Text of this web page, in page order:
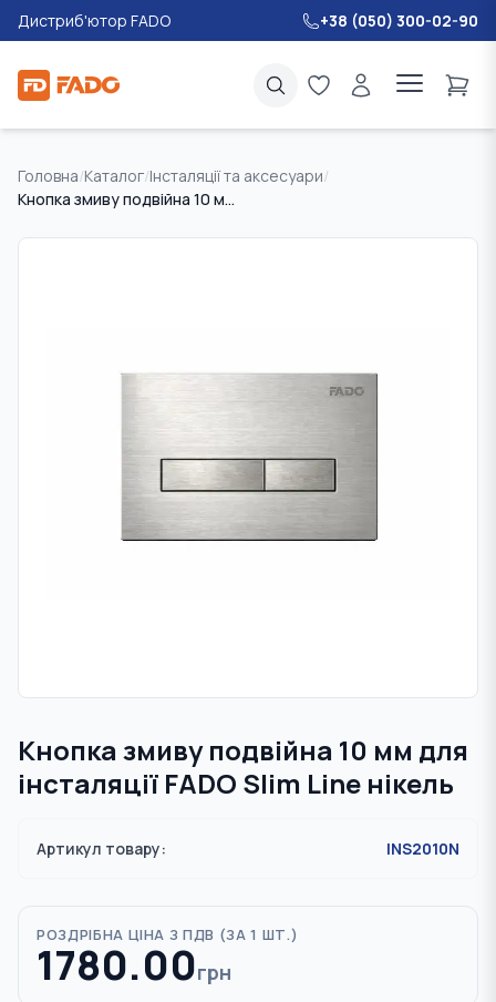
Дистриб'ютор FADO +38 (050) 300-02-90
Головна/Каталог/Інсталяції та аксесуари/
Кнопка змиву подвійна 10 мм для інсталяції FADO Slim Line нікель
Кнопка змиву подвійна 10 мм для
інсталяції FADO Slim Line нікель
Артикул товару: INS2010N
РОЗДРІБНА ЦІНА З ПДВ (ЗА 1 ШТ.)
1780.00грн